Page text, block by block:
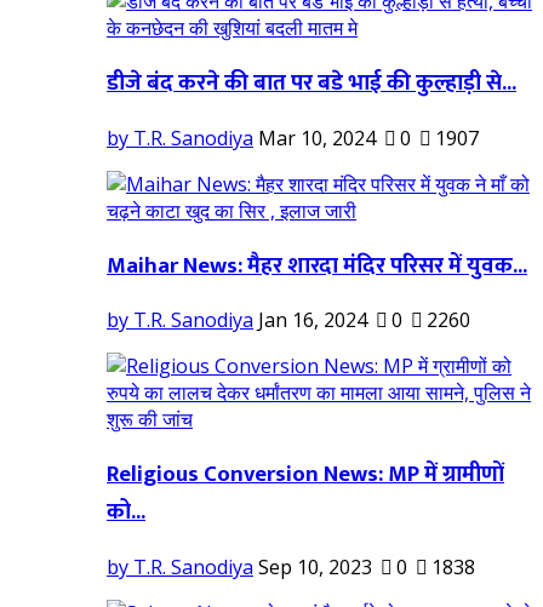
डीजे बंद करने की बात पर बडे भाई की कुल्हाड़ी से...
by T.R. Sanodiya Mar 10, 2024 0 1907
Maihar News: मैहर शारदा मंदिर परिसर में युवक...
by T.R. Sanodiya Jan 16, 2024 0 2260
Religious Conversion News: MP में ग्रामीणों
को...
by T.R. Sanodiya Sep 10, 2023 0 1838